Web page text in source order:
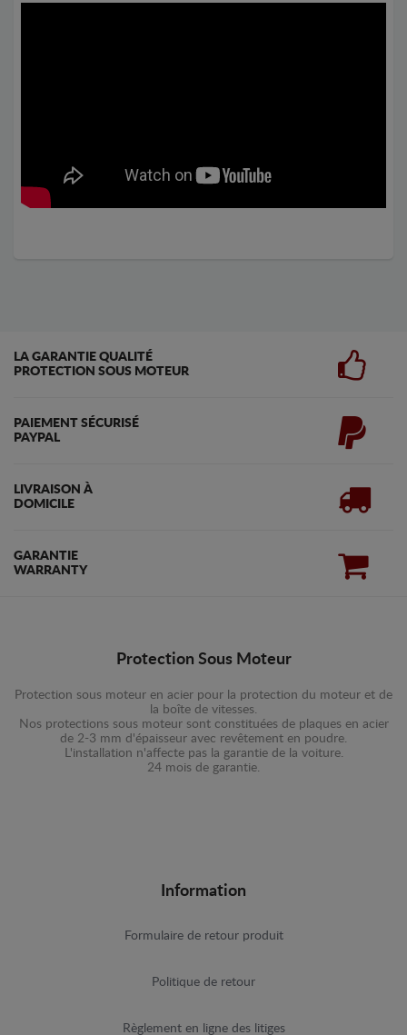
LA GARANTIE QUALITÉ
PROTECTION SOUS MOTEUR
PAIEMENT SÉCURISÉ
PAYPAL
LIVRAISON À
DOMICILE
GARANTIE
WARRANTY
Protection Sous Moteur
Protection sous moteur en acier pour la protection du moteur et de
la boîte de vitesses.
Nos protections sous moteur sont constituées de plaques en acier
de 2-3 mm d'épaisseur avec revêtement en poudre.
L'installation n'affecte pas la garantie de la voiture.
24 mois de garantie.
Information
Formulaire de retour produit
Politique de retour
Règlement en ligne des litiges